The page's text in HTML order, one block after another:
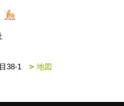
38-1
地図